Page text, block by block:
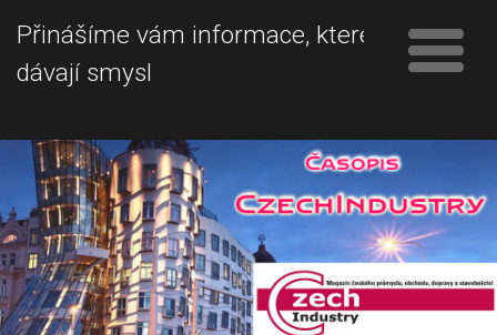
Přinášíme vám informace, které
dávají smysl